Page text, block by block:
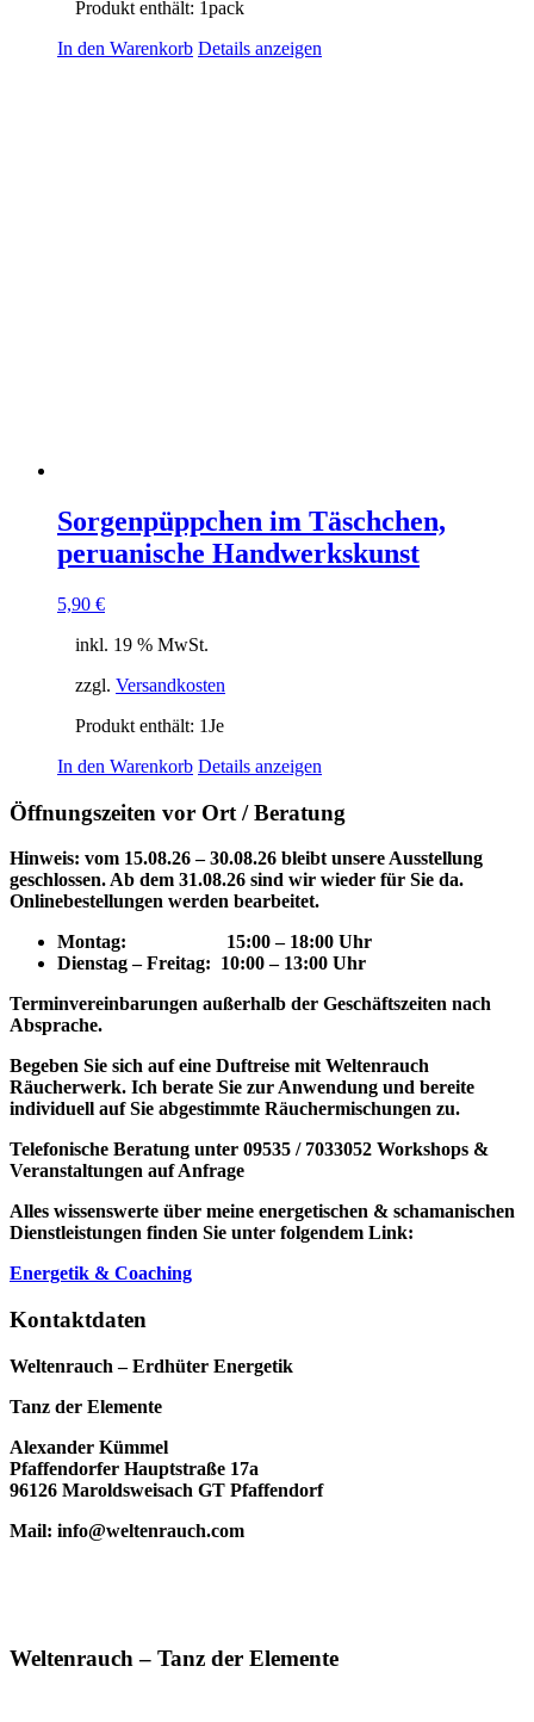
Produkt enthält: 1pack
In den Warenkorb Details anzeigen
Sorgenpüppchen im Täschchen,
peruanische Handwerkskunst
5,90 €
inkl. 19 % MwSt.
zzgl. Versandkosten
Produkt enthält: 1Je
In den Warenkorb Details anzeigen
Öffnungszeiten vor Ort / Beratung
Hinweis: vom 15.08.26 – 30.08.26 bleibt unsere Ausstellung
geschlossen. Ab dem 31.08.26 sind wir wieder für Sie da.
Onlinebestellungen werden bearbeitet.
Montag: 15:00 – 18:00 Uhr
Dienstag – Freitag: 10:00 – 13:00 Uhr
Terminvereinbarungen außerhalb der Geschäftszeiten nach
Absprache.
Begeben Sie sich auf eine Duftreise mit Weltenrauch
Räucherwerk. Ich berate Sie zur Anwendung und bereite
individuell auf Sie abgestimmte Räuchermischungen zu.
Telefonische Beratung unter 09535 / 7033052 Workshops &
Veranstaltungen auf Anfrage
Alles wissenswerte über meine energetischen & schamanischen
Dienstleistungen finden Sie unter folgendem Link:
Energetik & Coaching
Kontaktdaten
Weltenrauch – Erdhüter Energetik
Tanz der Elemente
Alexander Kümmel
Pfaffendorfer Hauptstraße 17a
96126 Maroldsweisach GT Pfaffendorf
Mail: info@weltenrauch.com
Weltenrauch – Tanz der Elemente